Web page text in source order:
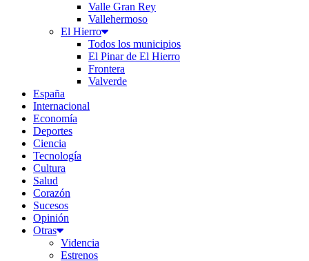
Valle Gran Rey
Vallehermoso
El Hierro
Todos los municipios
El Pinar de El Hierro
Frontera
Valverde
España
Internacional
Economía
Deportes
Ciencia
Tecnología
Cultura
Salud
Corazón
Sucesos
Opinión
Otras
Videncia
Estrenos